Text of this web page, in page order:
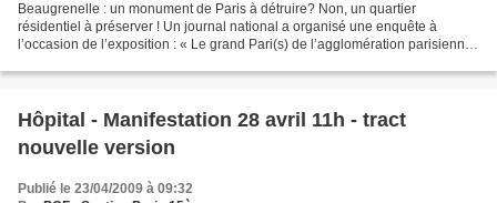
Beaugrenelle : un monument de Paris à détruire? Non, un quartier
résidentiel à préserver ! Un journal national a organisé une enquête à
l’occasion de l’exposition : « Le grand Pari(s) de l’agglomération parisienne
Hôpital - Manifestation 28 avril 11h - tract
nouvelle version
Publié le 23/04/2009 à 09:32